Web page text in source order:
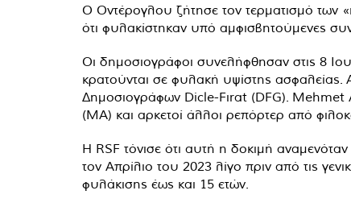
Ο Οντέρογλου ζήτησε τον τερματισμό των
ότι φυλακίστηκαν υπό αμφισβητούμενες
Οι δημοσιογράφοι συνελήφθησαν στις 8
κρατούνται σε φυλακή υψίστης
Δημοσιογράφων Dicle-Fırat (DFG). Mehmet
(MA) και αρκετοί άλλοι ρεπόρτερ από
Η RSF τόνισε ότι αυτή η δοκιμή
τον Απρίλιο του 2023 λίγο πριν από τις
φυλάκισης έως και 15 ετών.